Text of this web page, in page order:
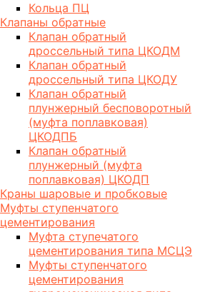
Кольца ПЦ
Клапаны обратные
Клапан обратный
дроссельный типа ЦКОДМ
Клапан обратный
дроссельный типа ЦКОДУ
Клапан обратный
плунжерный бесповоротный
(муфта поплавковая)
ЦКОДПБ
Клапан обратный
плунжерный (муфта
поплавковая) ЦКОДП
Краны шаровые и пробковые
Муфты ступенчатого
цементирования
Муфта ступечатого
цементирования типа МСЦЭ
Муфты ступенчатого
цементирования